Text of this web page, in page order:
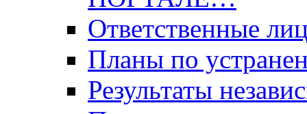
Ответственные
Планы по
Результаты